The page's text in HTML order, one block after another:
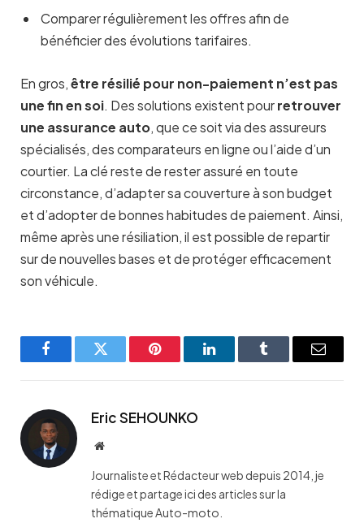
Comparer régulièrement les offres afin de
bénéficier des évolutions tarifaires.
En gros,être résilié pour non-paiement n’est pas
une fin en soi. Des solutions existent pourretrouver
une assurance auto, que ce soit via des assureurs
spécialisés, des comparateurs en ligne ou l’aide d’un
courtier. La clé reste de rester assuré en toute
circonstance, d’adapter sa couverture à son budget
et d’adopter de bonnes habitudes de paiement. Ainsi,
même après une résiliation, il est possible de repartir
sur de nouvelles bases et de protéger efficacement
son véhicule.
FacebookTwitter Pinterest LinkedInTumblr Email
Eric SEHOUNKO
Website
Journaliste et Rédacteur web depuis 2014, je
rédige et partage ici des articles sur la
thématique Auto-moto.